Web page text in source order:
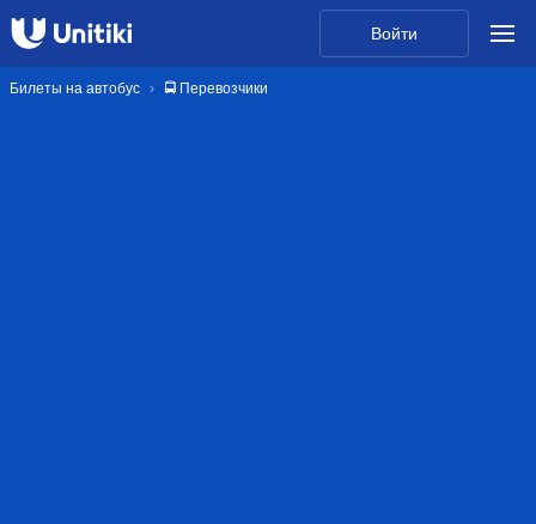
Войти
Билеты на автобус 🚍 Перевозчики